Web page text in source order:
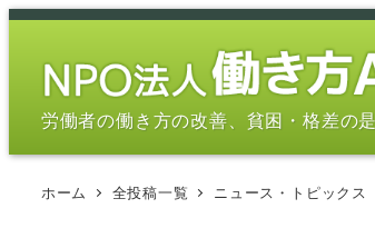
メ
労働者の働き方の改善、貧困・格差の
ホーム 全投稿一覧 ニュース・トピックス